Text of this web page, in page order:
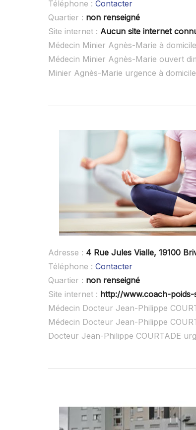
Téléphone : Contacter
Quartier : non renseigné
Site internet : Aucun site internet
Médecin Minier Agnès-Marie à
Médecin Minier Agnès-Marie ouvert
Minier Agnès-Marie urgence à
Adresse : 4 Rue Jules Vialle, 19100
Téléphone : Contacter
Quartier : non renseigné
Site internet : http://www.coach-
Médecin Docteur Jean-Philippe
Médecin Docteur Jean-Philippe
Docteur Jean-Philippe COURTADE